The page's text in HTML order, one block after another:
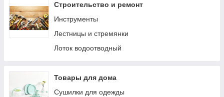
Строительство и ремонт
Инструменты
Лестницы и стремянки
Лоток водоотводный
Товары для дома
Сушилки для одежды